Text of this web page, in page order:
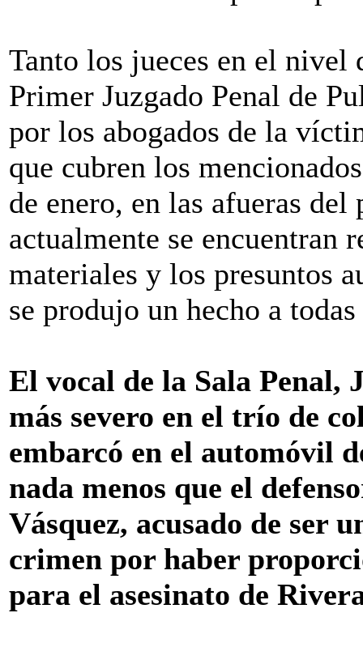
Tanto los jueces en el
Primer Juzgado Penal de
por los abogados de la
que cubren los
de enero, en las afueras
actualmente se encuentran
materiales y los presuntos
se produjo un hecho a
El vocal de la Sala Penal,
más severo en el trío de
embarcó en el automóvil
nada menos que el
Vásquez, acusado de ser
crimen por haber
para el asesinato de